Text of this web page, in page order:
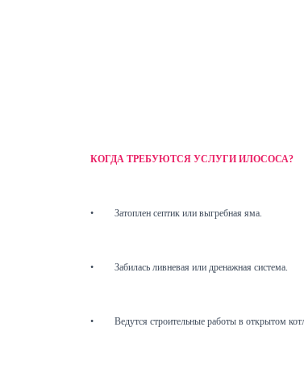
КОГДА ТРЕБУЮТСЯ УСЛУГИ ИЛОСОСА?
• Затоплен септик или выгребная яма.
• Забилась ливневая или дренажная система.
• Ведутся строительные работы в открытом